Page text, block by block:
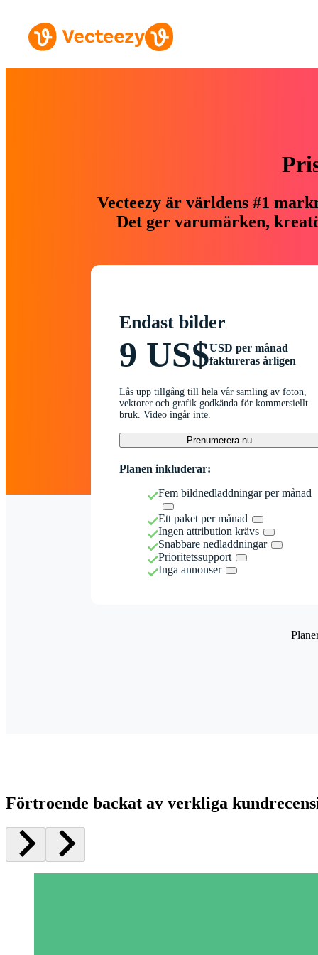
Vecteezy är världens #1
Det ger varumärken,
Endast bilder
9 US$USD per månad
faktureras årligen
Lås upp tillgång till hela vår samling av foton,
vektorer och grafik godkända för kommersiellt
bruk. Video ingår inte.
Prenumerera nu
Planen inkluderar:
Fem bildnedladdningar per månad
Ett paket per månad
Ingen attribution krävs
Snabbare nedladdningar
Prioritetssupport
Inga annonser
Förtroende backat av verkliga